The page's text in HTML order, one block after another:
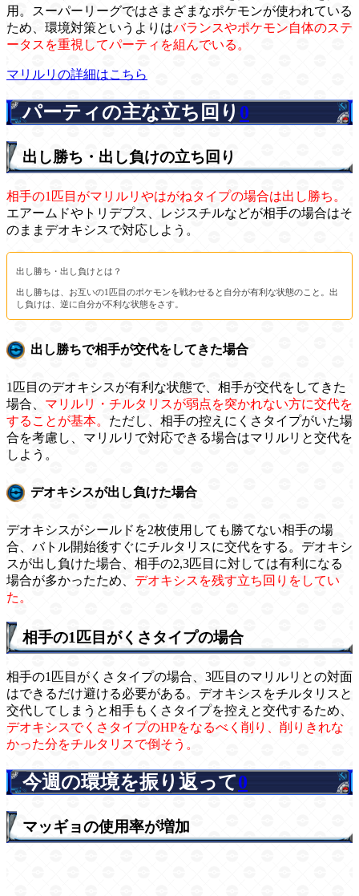
用。スーパーリーグではさまざまなポケモンが使われている
ため、環境対策というよりはバランスやポケモン自体のステ
ータスを重視してパーティを組んでいる。
マリルリの詳細はこちら
パーティの主な立ち回り 0
出し勝ち・出し負けの立ち回り
相手の1匹目がマリルリやはがねタイプの場合は出し勝ち。
エアームドやトリデプス、レジスチルなどが相手の場合はそ
のままデオキシスで対応しよう。
出し勝ち・出し負けとは？
出し勝ちは、お互いの1匹目のポケモンを戦わせると自分が有利な状態のこと。出
し負けは、逆に自分が不利な状態をさす。
出し勝ちで相手が交代をしてきた場合
1匹目のデオキシスが有利な状態で、相手が交代をしてきた
場合、 マリルリ・チルタリスが弱点を突かれない方に交代を
することが基本。 ただし、相手の控えにくさタイプがいた場
合を考慮し、マリルリで対応できる場合はマリルリと交代を
しよう。
デオキシスが出し負けた場合
デオキシスがシールドを2枚使用しても勝てない相手の場
合、バトル開始後すぐにチルタリスに交代をする。デオキシ
スが出し負けた場合、相手の2,3匹目に対しては有利になる
場合が多かったため、 デオキシスを残す立ち回りをしてい
た。
相手の1匹目がくさタイプの場合
相手の1匹目がくさタイプの場合、3匹目のマリルリとの対面
はできるだけ避ける必要がある。デオキシスをチルタリスと
交代してしまうと相手もくさタイプを控えと交代するため、
デオキシスでくさタイプのHPをなるべく削り、削りきれな
かった分をチルタリスで倒そう。
今週の環境を振り返って0
マッギョの使用率が増加